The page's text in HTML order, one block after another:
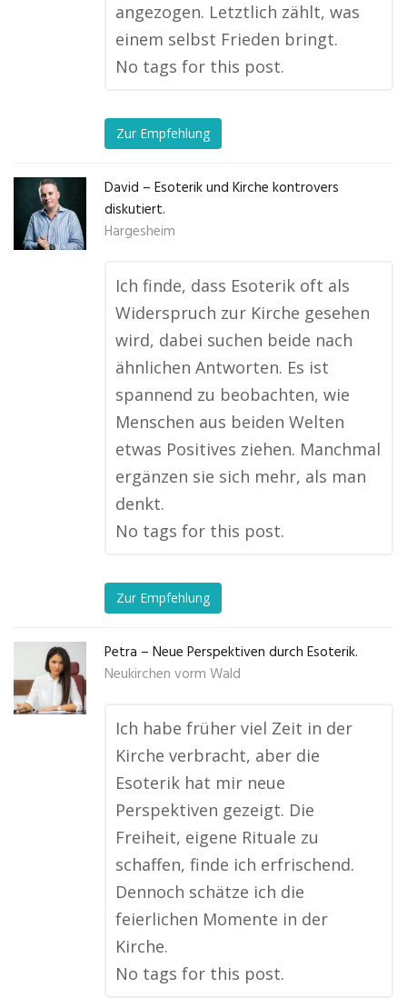
angezogen. Letztlich zählt, was
einem selbst Frieden bringt.
No tags for this post.
Zur Empfehlung
David – Esoterik und Kirche kontrovers
diskutiert.
Hargesheim
Ich finde, dass Esoterik oft als
Widerspruch zur Kirche gesehen
wird, dabei suchen beide nach
ähnlichen Antworten. Es ist
spannend zu beobachten, wie
Menschen aus beiden Welten
etwas Positives ziehen. Manchmal
ergänzen sie sich mehr, als man
denkt.
No tags for this post.
Zur Empfehlung
Petra – Neue Perspektiven durch Esoterik.
Neukirchen vorm Wald
Ich habe früher viel Zeit in der
Kirche verbracht, aber die
Esoterik hat mir neue
Perspektiven gezeigt. Die
Freiheit, eigene Rituale zu
schaffen, finde ich erfrischend.
Dennoch schätze ich die
feierlichen Momente in der
Kirche.
No tags for this post.